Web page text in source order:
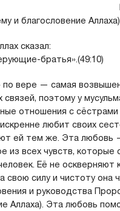
и благословение
сказал:
братья».(49:10)
вере — самая
связей, поэтому у
отношения с сёстрами
любит своих
ей тем же. Эта любовь
из всех чувств, которые
Её не оскверняют
свою силу и чистоту она
и руководства
Аллаха). Эта любовь